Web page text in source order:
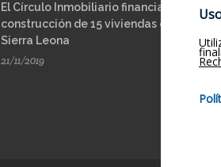
El Círculo Inmobiliario financia la
construcción de 15 viviendas en
Sierra Leona
21/11/2019